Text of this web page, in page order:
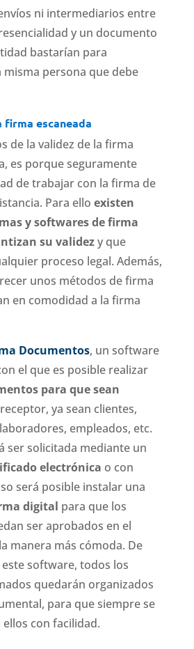
ni intermediarios entre
y un documento
bastarían para
persona que debe
escaneada
de la validez de la firma
es porque seguramente
de trabajar con la firma de
Para ello existen
y softwares de firma
su validezy que
proceso legal. Además,
unos métodos de firma
en comodidad a la firma
Documentos, un software
el que es posible realizar
para que sean
ya sean clientes,
empleados, etc.
ser solicitada mediante un
electrónica o con
será posible instalar una
digital para que los
ser aprobados en el
manera más cómoda. De
software, todos los
quedarán organizados
para que siempre se
con facilidad.